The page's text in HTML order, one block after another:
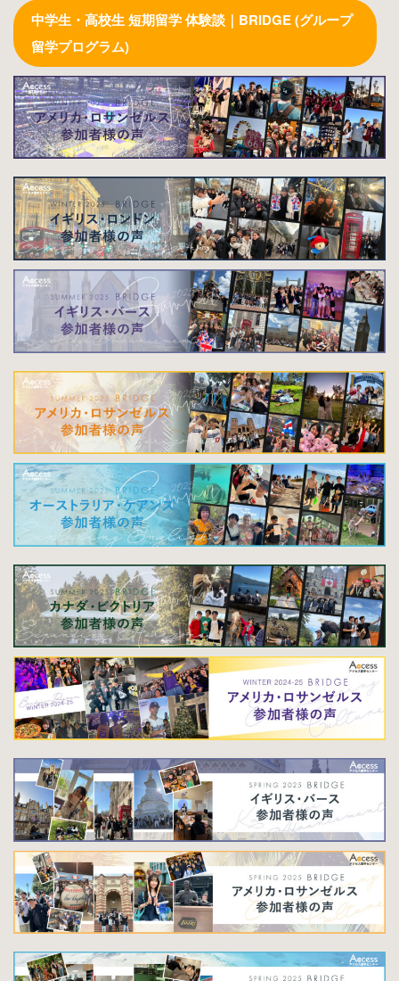
中学生・高校生 短期留学 体験談｜BRIDGE (グループ
留学プログラム)